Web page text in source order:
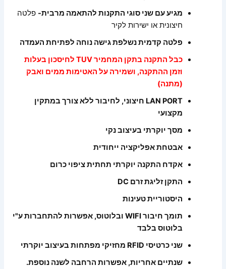
מגיע עם שני סוגי התקנות להתאמה מרבית- פלטה
חיצונית או ישירות לקיר
פלטה קדמית נשלפת גישה נוחה לפתיחת העמדה
כבל התקנה בתקן המחמיר TUV לחיסכון בעלות
וזמן ההתקנה, ושמירה על האטימות ממים ואבק
(מתנה)
LAN PORT חיצוני, לחיבור ללא צורך במתקין
מקצועי
מסך יוקרתי בעיצוב נקי
אבטחת אפליקציה ייחודית
אקדח התקנה יוקרתי תחתית ציפוי כרום
התקן זליגת זרם DC
היסטוריית טעינות
תומך חיבור WIFI ובלוטוס, אפשרות להתחברות ע"י
בלוטוס בלבד
שני כרטיסי RFID מחזיקי מפתחות בעיצוב יוקרתי
שנתיים אחריות, אפשרות הרחבה לשנה נוספת.